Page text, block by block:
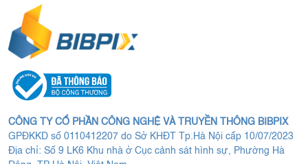
CÔNG TY CỔ PHẦN CÔNG NGHỆ VÀ TRUYỀN THÔNG BIBPIX
GPĐKKD số 0110412207 do Sở KHĐT Tp.Hà Nội cấp 10/07/2023
Địa chỉ: Số 9 LK6 Khu nhà ở Cục cảnh sát hình sự, Phường Hà